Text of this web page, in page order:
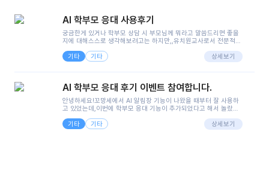
AI 학부모 응대 사용후기
궁금한게 있거나 학부모 상담 시 부모님께 뭐라고 말씀드리면 좋을
지에 대해스스로 생각해보려고는 하지만,,유치원교사로서 전문적인
려니 어려울때가...^^(저만 그런거 아니죠 ㅜㅜ)꼬망봇의 장점은 지
피티나 제미나이는 몇세이고 여자인지 남자인지 등그래도 좀 기본
정보를 제공하면서 물어봐야할 때가 있어그때마다 정보를 입력하는
으셔서 고민이 됐는데ai 학부모 응대를 써볼 수 있어서 좋았어요!앞
면..)그리고 제가 신입 때 이게 있었더라면 ㅜㅜㅜㅜ?응대 팁이 정말
좋은거 같아요지금은 그래도 아이들이 잘 이해 되지만초임 때는 정
말 어려워서 항상다른 선생님들께 도움을 요청했었거든요..ㅠ*일지
쓸 때도 좀 도움이 되는 거 같아요!
기타 기타 상세보기
AI 학부모 응대 후기 이벤트 참여합니다.
안녕하세요!꼬망세에서 AI 알림장 기능이 나왔을 때부터 잘 사용하
고 있었는데,이번에 학부모 응대 기능이 추가되었다고 해서 놀랐습
님 응대에 더 많은 부담을 느끼고 있습니다 ㅠㅠ이번에 제가 원에서
겪은 일과 학부모님께 전달드렸던 내용을 함께 보시고,저와 비슷한
기타 기타 상세보기